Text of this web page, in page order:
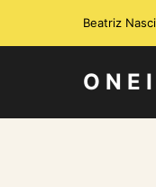
Beatriz